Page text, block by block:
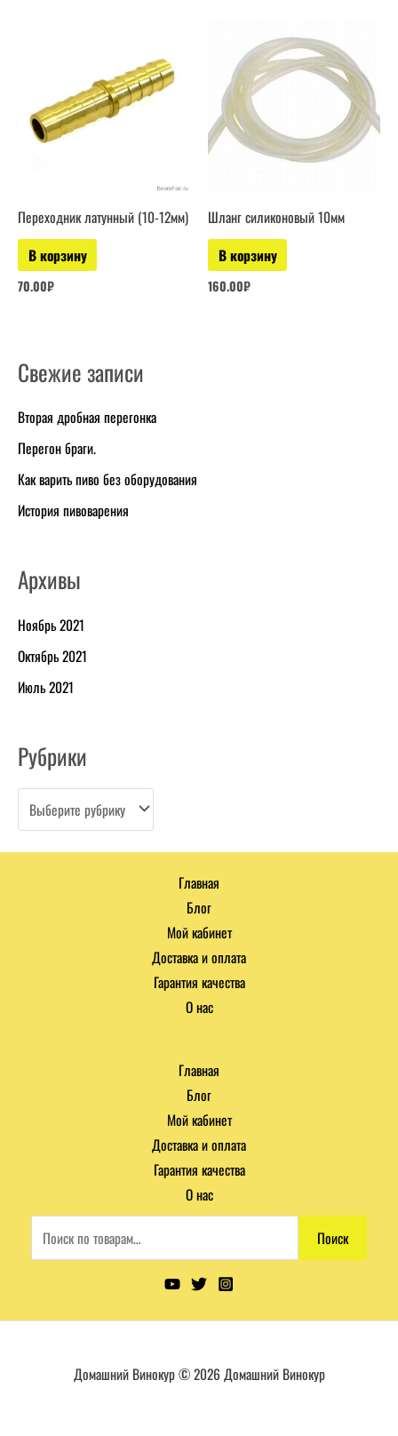
Свежие записи
Вторая дробная перегонка
Перегон браги.
Как варить пиво без оборудования
История пивоварения
Архивы
Ноябрь 2021
Октябрь 2021
Июль 2021
Рубрики
Р
б
р
и
к
Переходник латунный (10-12мм)
В корзину
70.00₽
Шланг силиконовый 10мм
В корзину
160.00₽
Главная
Блог
Мой кабинет
Доставка и оплата
Гарантия качества
О нас
Главная
Блог
Мой кабинет
Доставка и оплата
Гарантия качества
О нас
Поиск
Домашний Винокур © 2026 Домашний Винокур